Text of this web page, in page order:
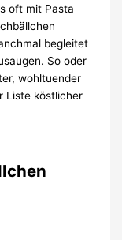
oft mit Pasta
begleitet
So oder
wohltuender
Liste köstlicher